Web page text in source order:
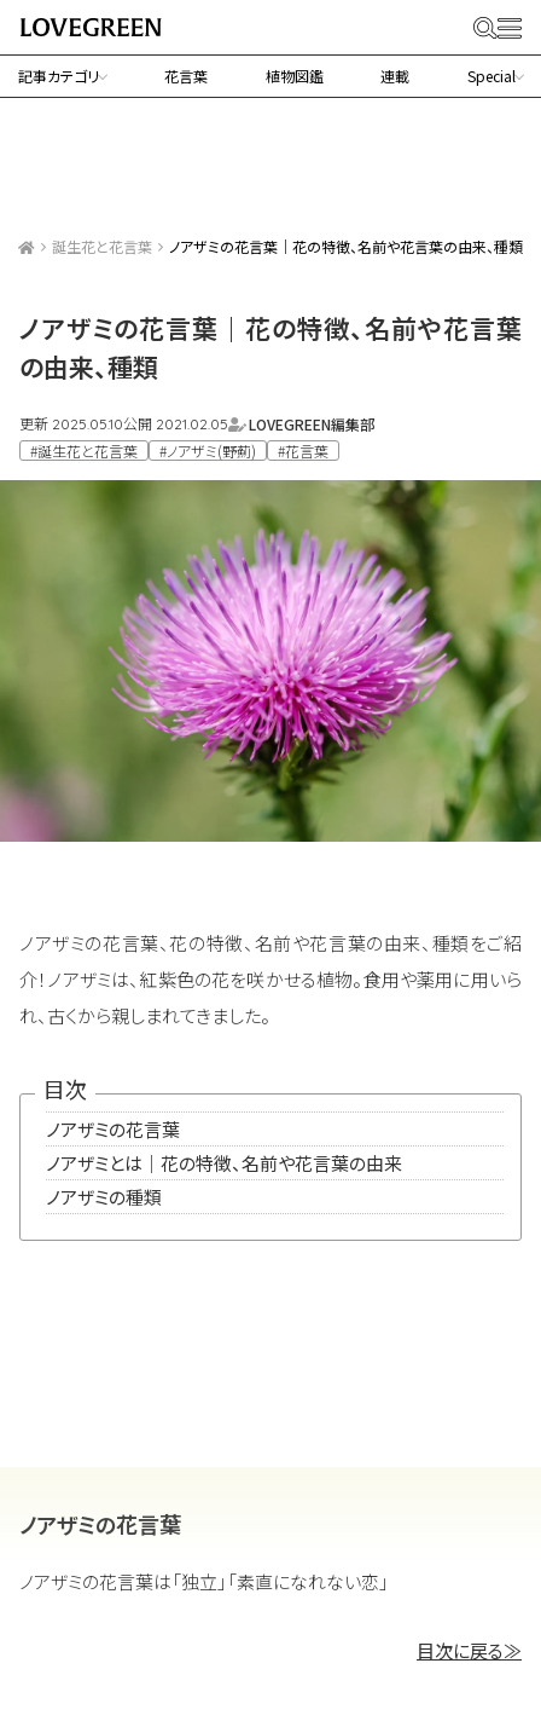
記事カテゴリ 花言葉 植物図鑑 連載 Special
誕生花と花言葉 ノアザミの花言葉｜花の特徴、名前や花言葉の由来、種類
ノアザミの花言葉｜花の特徴、名前や花言葉
の由来、種類
更新 2025.05.10公開 2021.02.05
LOVEGREEN編集部
#誕生花と花言葉
#ノアザミ(野薊) #花言葉
ノアザミの花言葉、花の特徴、名前や花言葉の由来、種類をご紹
介！ノアザミは、紅紫色の花を咲かせる植物。食用や薬用に用いら
れ、古くから親しまれてきました。
目次
ノアザミの花言葉
ノアザミとは｜花の特徴、名前や花言葉の由来
ノアザミの種類
ノアザミの花言葉
ノアザミの花言葉は「独立」「素直になれない恋」
目次に戻る≫